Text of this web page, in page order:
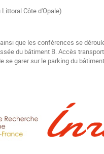
Littoral Côte d'Opale)
que les conférences se
du bâtiment B. Accès
se garer sur le parking du